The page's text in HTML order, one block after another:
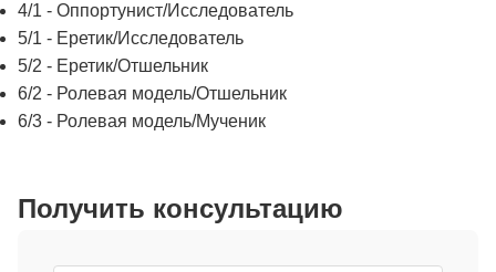
4/1 - Оппортунист/Исследователь
5/1 - Еретик/Исследователь
5/2 - Еретик/Отшельник
6/2 - Ролевая модель/Отшельник
6/3 - Ролевая модель/Мученик
Получить консультацию